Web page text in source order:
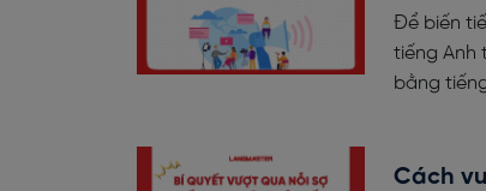
Để biến
tiếng Anh
bằng
Cách